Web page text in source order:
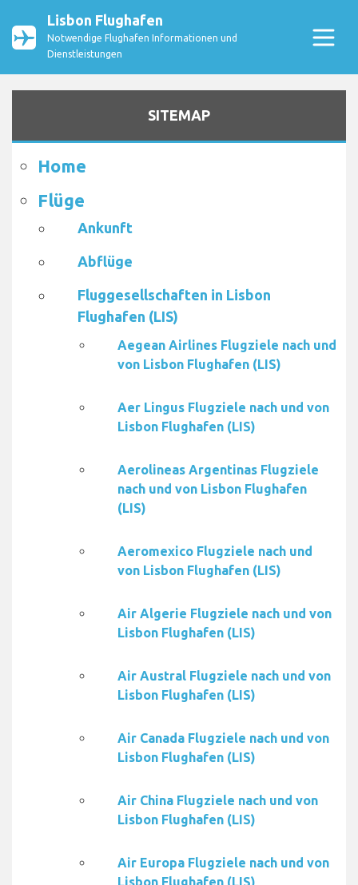
Lisbon Flughafen
Notwendige Flughafen Informationen und
Dienstleistungen
SITEMAP
Home
Flüge
Ankunft
Abflüge
Fluggesellschaften in Lisbon
Flughafen (LIS)
Aegean Airlines Flugziele nach und
von Lisbon Flughafen (LIS)
Aer Lingus Flugziele nach und von
Lisbon Flughafen (LIS)
Aerolineas Argentinas Flugziele
nach und von Lisbon Flughafen
(LIS)
Aeromexico Flugziele nach und
von Lisbon Flughafen (LIS)
Air Algerie Flugziele nach und von
Lisbon Flughafen (LIS)
Air Austral Flugziele nach und von
Lisbon Flughafen (LIS)
Air Canada Flugziele nach und von
Lisbon Flughafen (LIS)
Air China Flugziele nach und von
Lisbon Flughafen (LIS)
Air Europa Flugziele nach und von
Lisbon Flughafen (LIS)